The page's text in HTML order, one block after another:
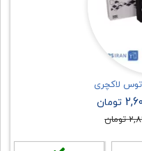
لاکچری
تومان
تومان